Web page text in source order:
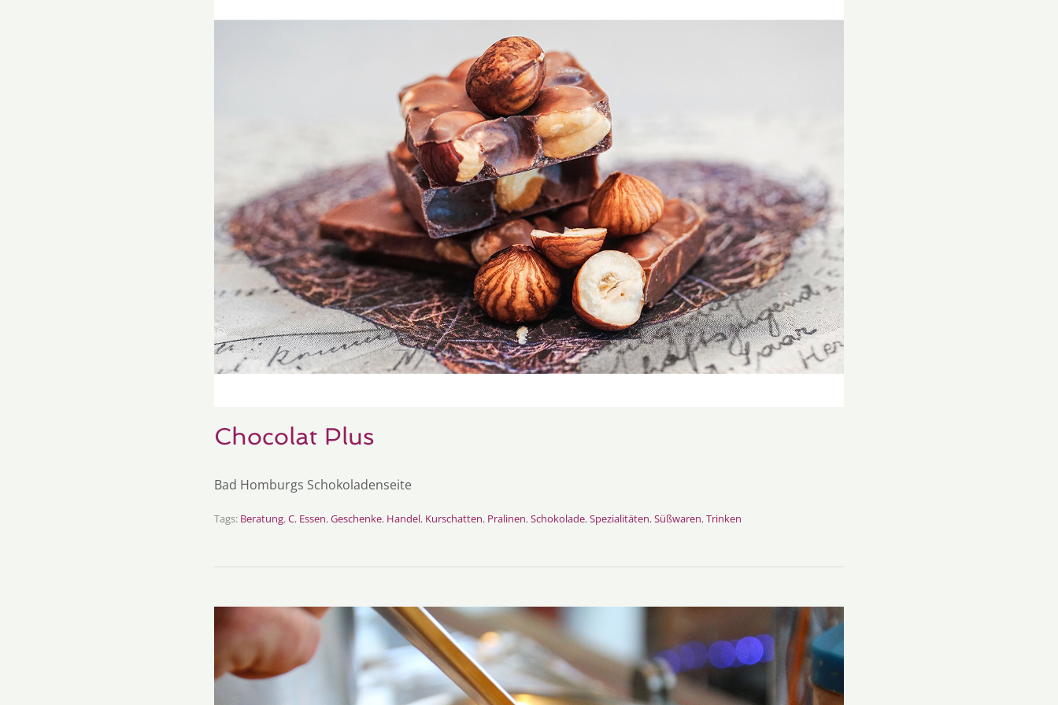
Chocolat Plus
Bad Homburgs Schokoladenseite
Tags: Beratung,C, Essen,Geschenke, Handel, Kurschatten, Pralinen,Schokolade,Spezialitäten,Süßwaren,Trinken